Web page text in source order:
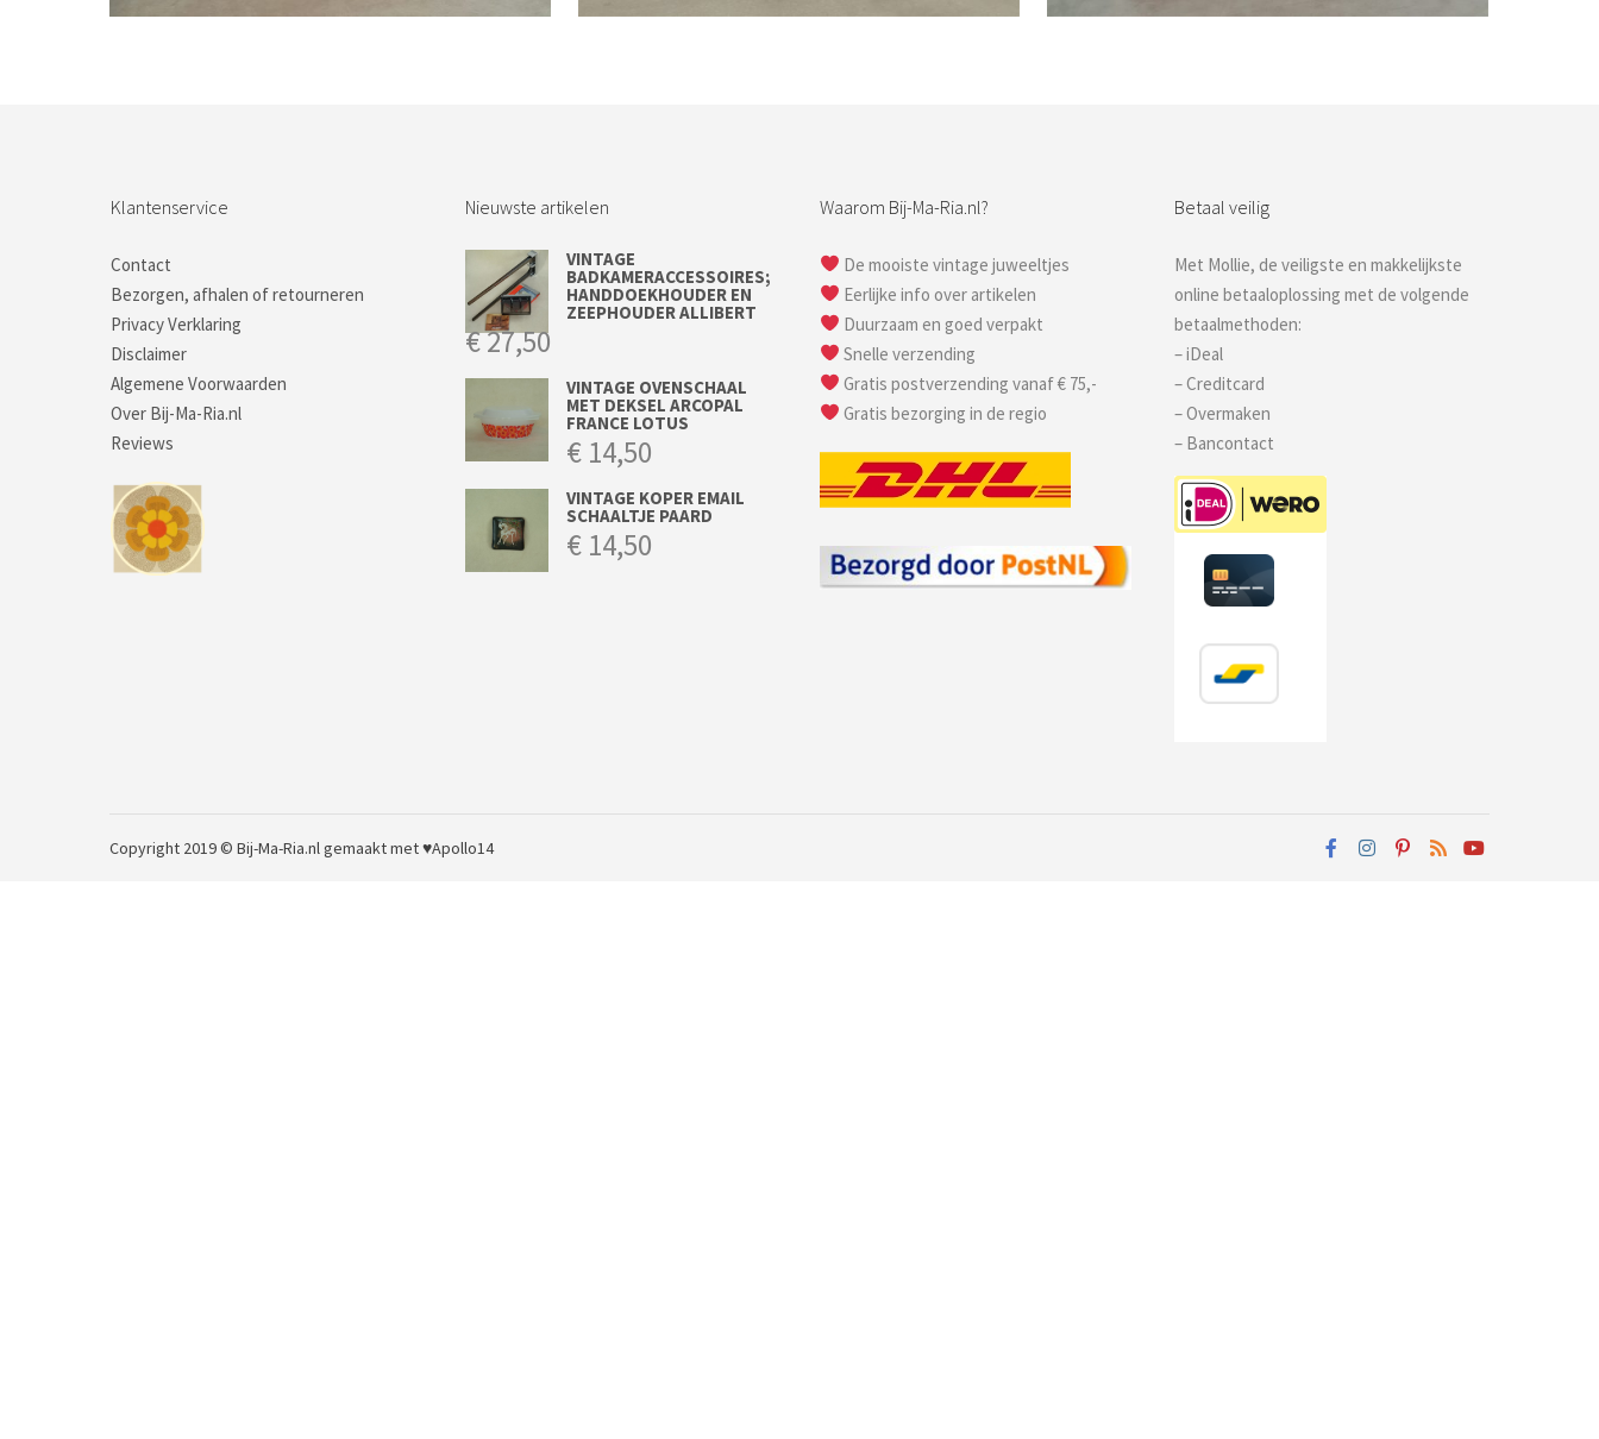
Klantenservice
Contact
Bezorgen, afhalen of retourneren
Privacy Verklaring
Disclaimer
Algemene Voorwaarden
Over Bij-Ma-Ria.nl
Reviews
Nieuwste artikelen
VINTAGE
BADKAMERACCESSOIRES;
HANDDOEKHOUDER EN
ZEEPHOUDER ALLIBERT
€27,50
VINTAGE OVENSCHAAL
MET DEKSEL ARCOPAL
FRANCE LOTUS
€ 14,50
VINTAGE KOPER EMAIL
SCHAALTJE PAARD
€ 14,50
Waarom Bij-Ma-Ria.nl?
De mooiste vintage juweeltjes
Eerlijke info over artikelen
Duurzaam en goed verpakt
Snelle verzending
Gratis postverzending vanaf € 75,-
Gratis bezorging in de regio
Betaal veilig
Met Mollie, de veiligste en makkelijkste
online betaaloplossing met de volgende
betaalmethoden:
– iDeal
– Creditcard
– Overmaken
– Bancontact
Copyright 2019 © Bij-Ma-Ria.nlgemaakt met ♥Apollo14